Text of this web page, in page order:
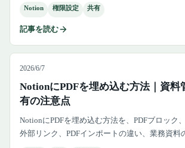
Notion 権限設定 共有
記事を読む
2026/6/7
NotionにPDFを埋め込む方法｜資料
有の注意点
NotionにPDFを埋め込む方法を、PDFブロック
外部リンク、PDFインポートの違い、業務資料